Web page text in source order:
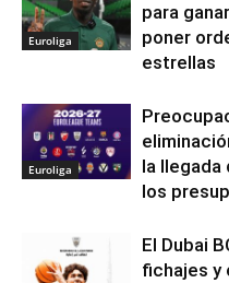
Euroliga
para
poner
estrellas
Euroliga
la llegada
los
El Dubai
fichajes y